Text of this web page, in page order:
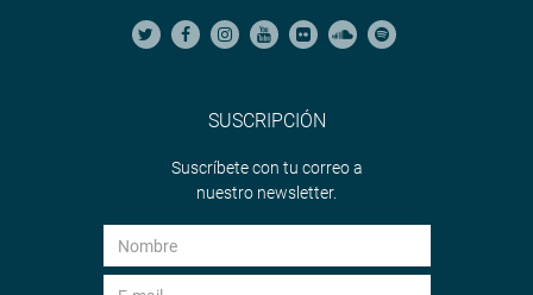
SUSCRIPCIÓN
Suscríbete con tu correo a
nuestro newsletter.